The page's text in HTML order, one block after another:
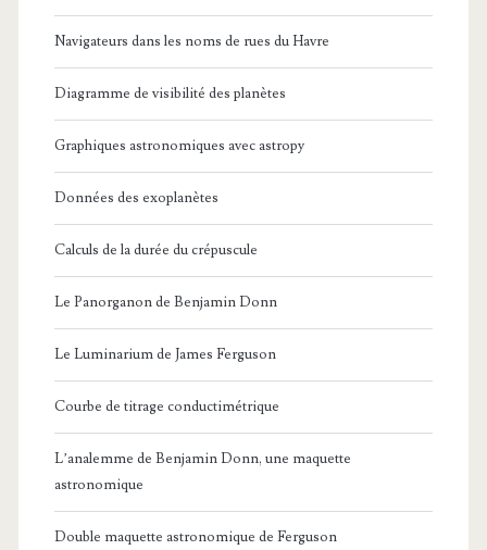
Navigateurs dans les noms de rues du Havre
Diagramme de visibilité des planètes
Graphiques astronomiques avec astropy
Données des exoplanètes
Calculs de la durée du crépuscule
Le Panorganon de Benjamin Donn
Le Luminarium de James Ferguson
Courbe de titrage conductimétrique
L’analemme de Benjamin Donn, une maquette
astronomique
Double maquette astronomique de Ferguson